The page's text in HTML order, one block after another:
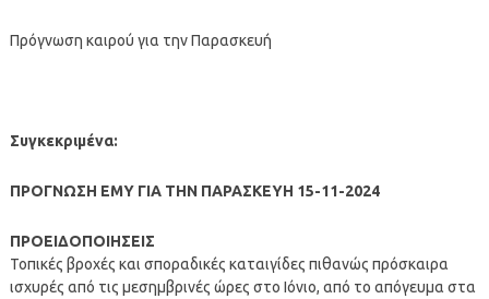
Πρόγνωση καιρού για την Παρασκευή
Συγκεκριμένα:
ΠΡΟΓΝΩΣΗ ΕΜΥ ΓΙΑ ΤΗΝ ΠΑΡΑΣΚΕΥΗ 15-11-2024
ΠΡΟΕΙΔΟΠΟΙΗΣΕΙΣ
Τοπικές βροχές και σποραδικές καταιγίδες πιθανώς πρόσκαιρα
ισχυρές από τις μεσημβρινές ώρες στο Ιόνιο, από το απόγευμα στα